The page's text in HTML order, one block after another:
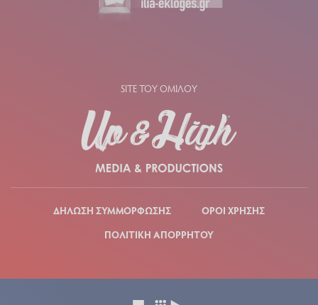
SITE ΤΟΥ ΟΜΙΛΟΥ
ΔΗΛΩΣΗ ΣΥΜΜΟΡΦΩΣΗΣ
ΟΡΟΙ ΧΡΗΣΗΣ
ΠΟΛΙΤΙΚΗ ΑΠΟΡΡΗΤΟΥ